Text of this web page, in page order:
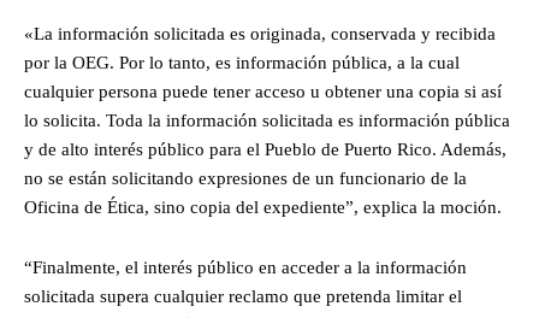
«La información solicitada es originada, conservada y recibida
por la OEG. Por lo tanto, es información pública, a la cual
cualquier persona puede tener acceso u obtener una copia si así
lo solicita. Toda la información solicitada es información pública
y de alto interés público para el Pueblo de Puerto Rico. Además,
no se están solicitando expresiones de un funcionario de la
Oficina de Ética, sino copia del expediente”, explica la moción.
“Finalmente, el interés público en acceder a la información
solicitada supera cualquier reclamo que pretenda limitar el